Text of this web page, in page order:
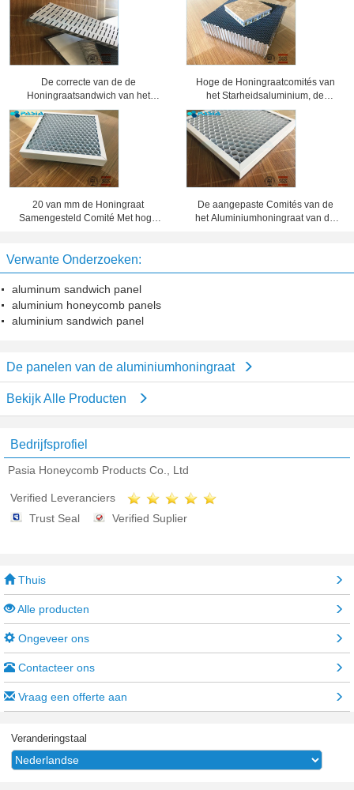
De correcte van de de
Honingraatsandwich van het
Bewijsaluminium Bewerkte
Oppervlaktebehandeling Comités
Hoge de Honingraatcomités van
het Starheidsaluminium, de
Comités van de Honingraatkern 25
Mm-Dikte
20 van mm de Honingraat
Samengesteld Comité Met hoge
De aangepaste Comités van de
het Aluminiumhoningraat van de
Verwante Onderzoeken:
aluminum sandwich panel
aluminium honeycomb panels
aluminium sandwich panel
De panelen van de aluminiumhoningraat
Bekijk Alle Producten
Bedrijfsprofiel
Pasia Honeycomb Products Co., Ltd
Verified Leveranciers
Trust Seal
Verified Suplier
Thuis
Alle producten
Ongeveer ons
Contacteer ons
Vraag een offerte aan
Veranderingstaal